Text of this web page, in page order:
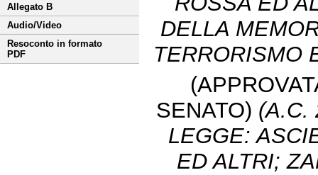
Allegato B
Audio/Video
Resoconto in formato
PDF
DELLA
TERRORISMO
SENATO) (A.C.
LEGGE:
ED ALTRI;